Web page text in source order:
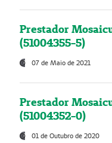
Prestador
(51004355-5)
07 de Maio de 2021
Prestador
(51004352-0)
01 de Outubro de 2020